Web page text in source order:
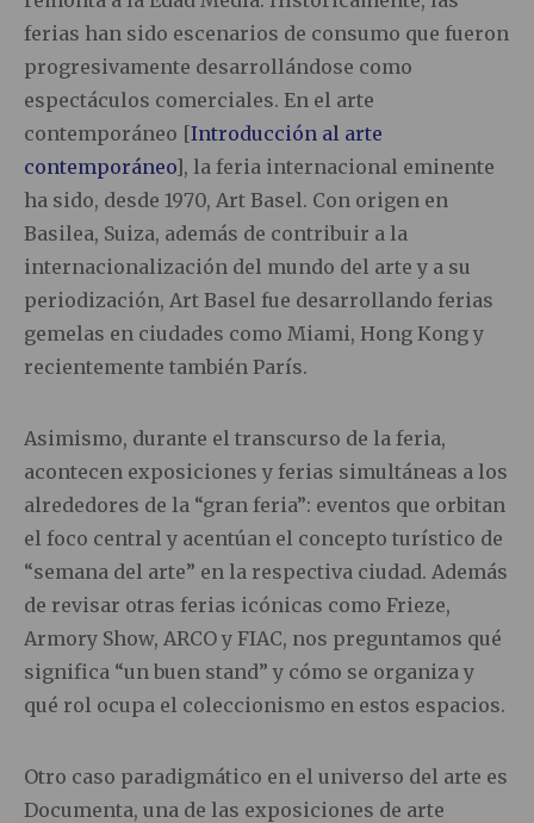
ferias han sido escenarios de consumo que fueron
progresivamente desarrollándose como
espectáculos comerciales. En el arte
contemporáneo [Introducción al arte
contemporáneo], la feria internacional eminente
ha sido, desde 1970, Art Basel. Con origen en
Basilea, Suiza, además de contribuir a la
internacionalización del mundo del arte y a su
periodización, Art Basel fue desarrollando ferias
gemelas en ciudades como Miami, Hong Kong y
recientemente también París.
Asimismo, durante el transcurso de la feria,
acontecen exposiciones y ferias simultáneas a los
alrededores de la “gran feria”: eventos que orbitan
el foco central y acentúan el concepto turístico de
“semana del arte” en la respectiva ciudad. Además
de revisar otras ferias icónicas como Frieze,
Armory Show, ARCO y FIAC, nos preguntamos qué
significa “un buen stand” y cómo se organiza y
qué rol ocupa el coleccionismo en estos espacios.
Otro caso paradigmático en el universo del arte es
Documenta, una de las exposiciones de arte